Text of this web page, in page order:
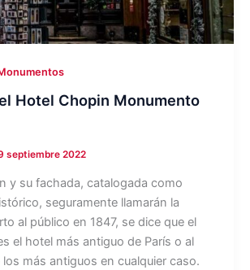
Hotel Chopin Monumento
septiembre 2022
y su fachada, catalogada como
seguramente llamarán la
al público en 1847, se dice que el
el hotel más antiguo de París o al
más antiguos en cualquier caso.